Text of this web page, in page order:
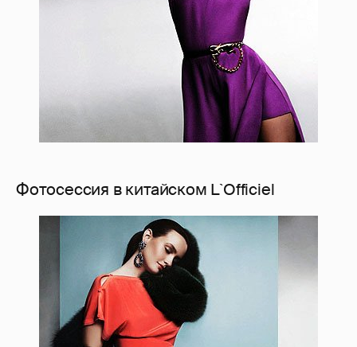
Фотосессия в китайском L`Officiel